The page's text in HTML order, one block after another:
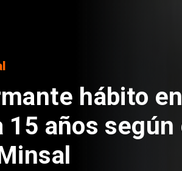
creación
Piñera
mil millones